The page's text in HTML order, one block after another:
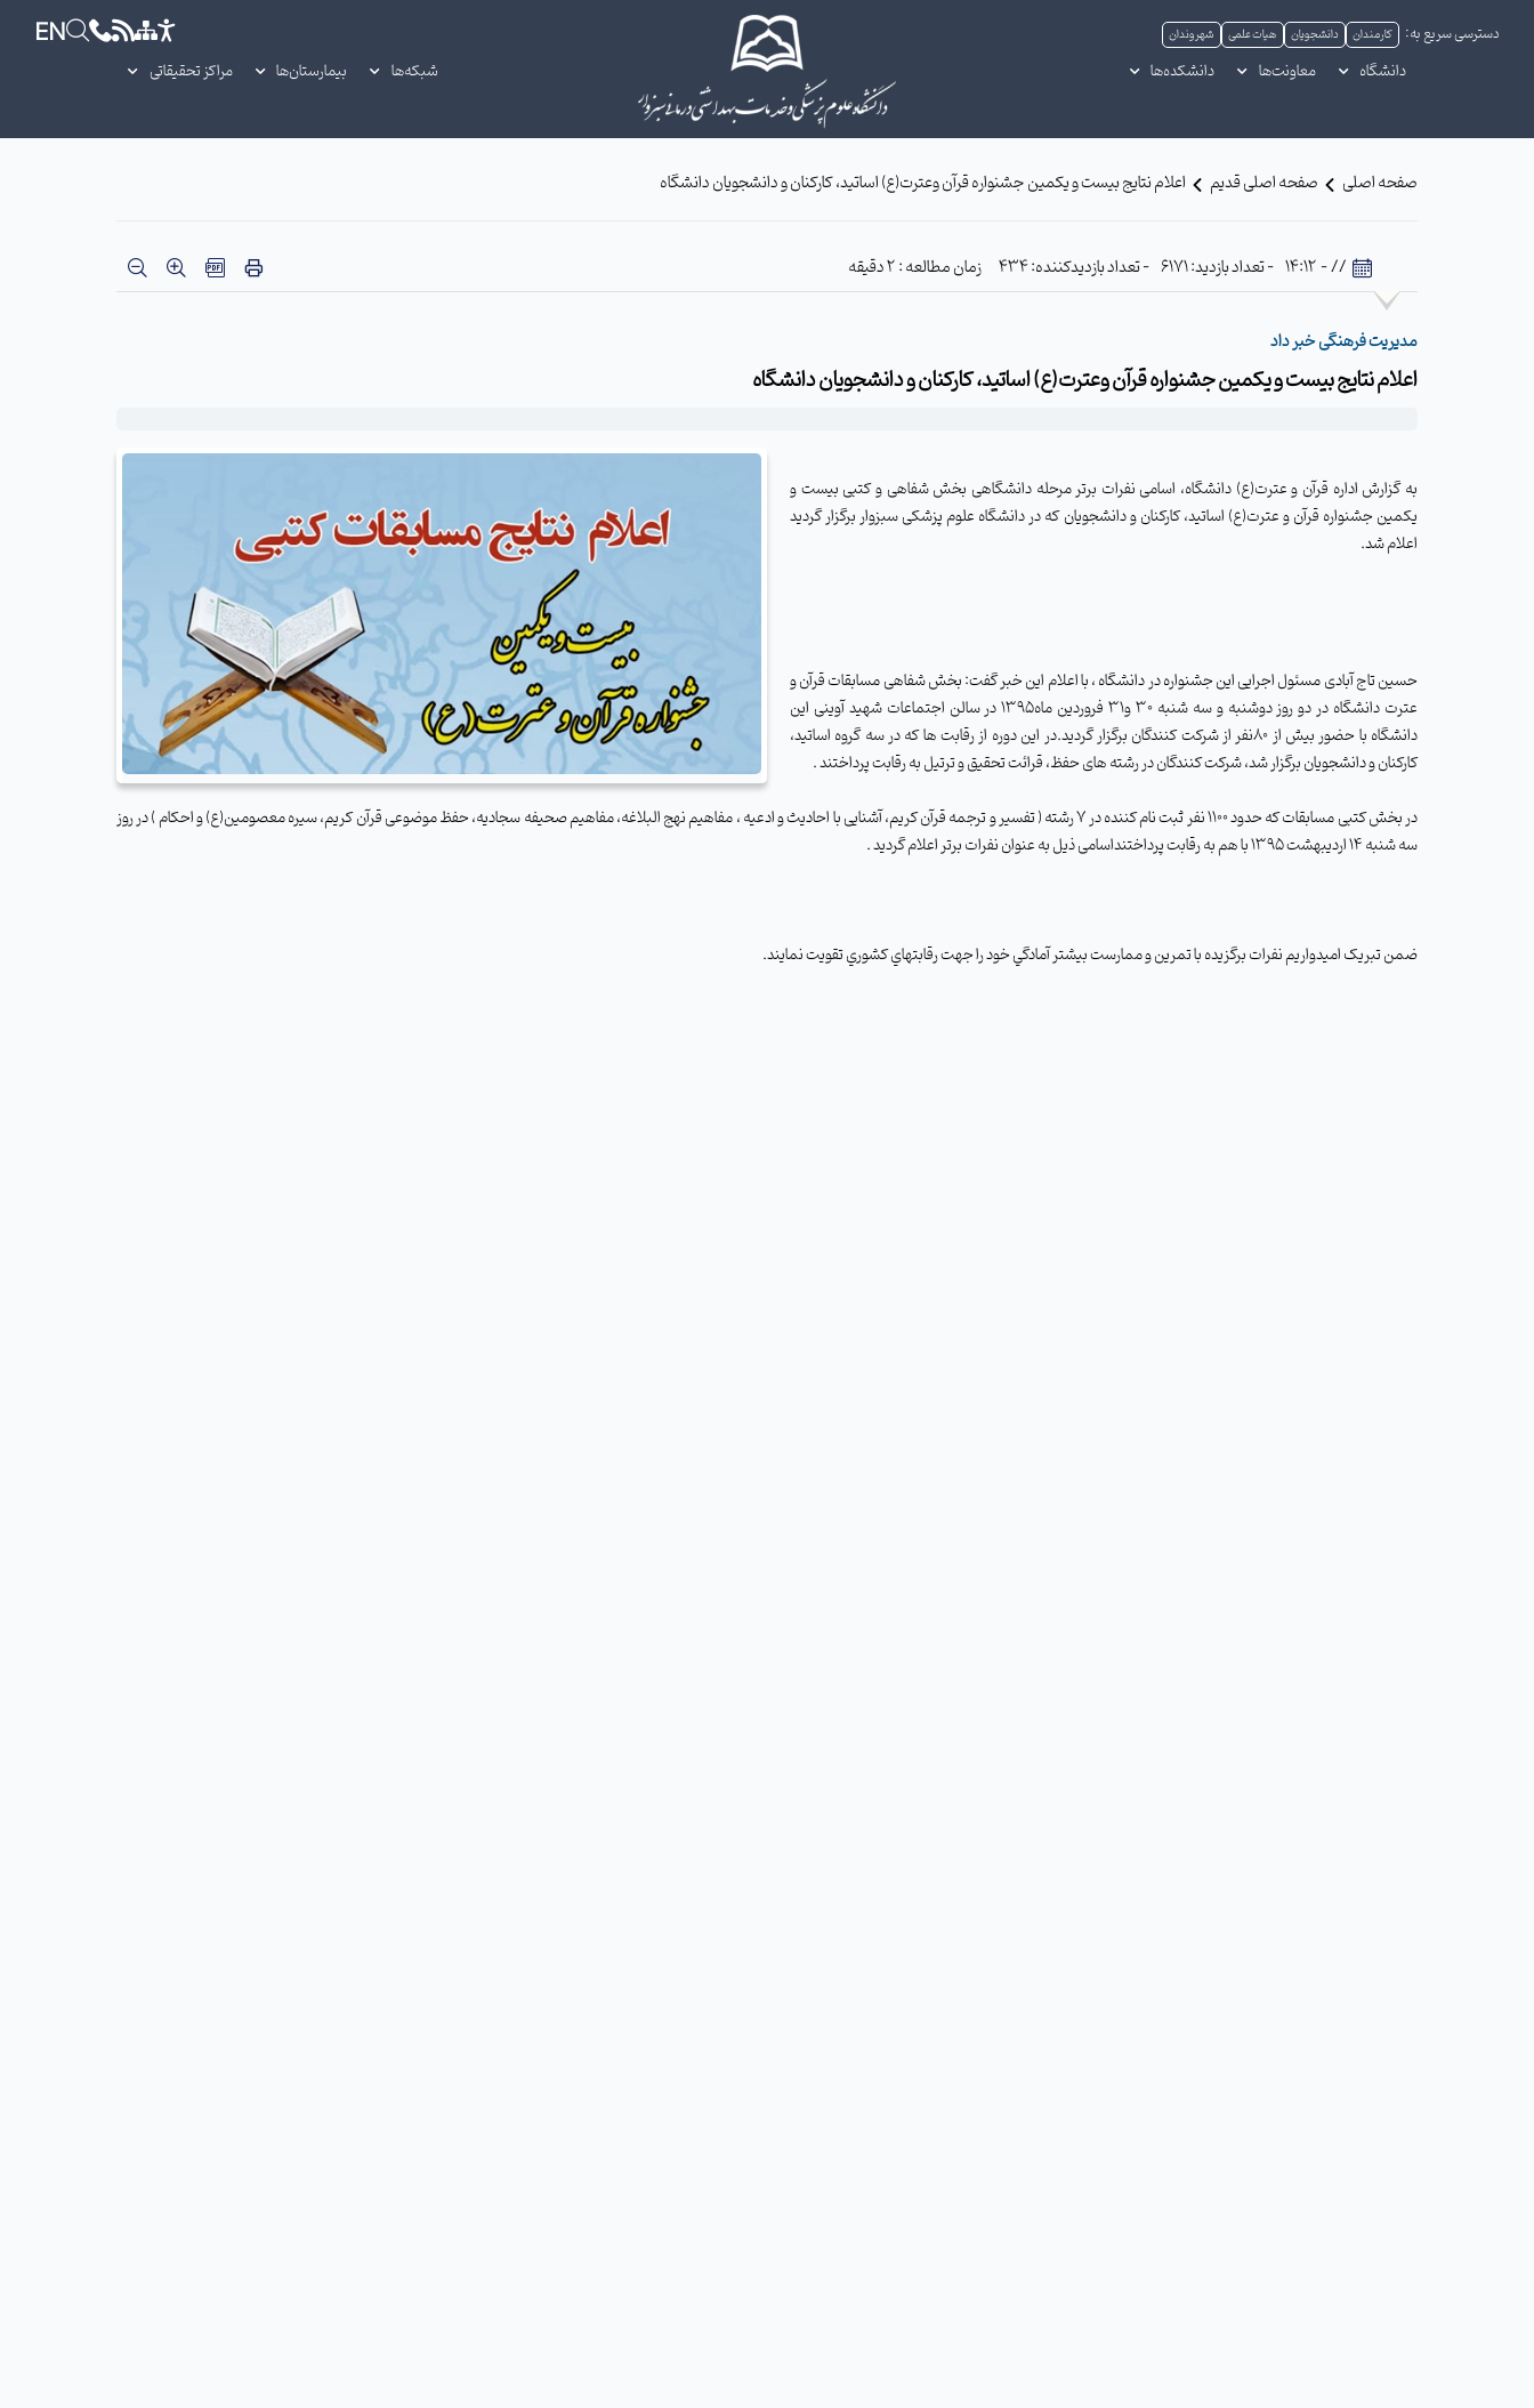
دسترسی سریع به: کارمندان دانشجویان هیات علمی شهروندان EN
دانشگاه معاونت‌ها دانشکده‌ها شبکه‌ها بیمارستان‌ها مراکز تحقیقاتی
صفحه اصلی صفحه اصلی قدیم اعلام نتایج بیست و یکمین جشنواره قرآن وعترت(ع) اساتید، کارکنان و دانشجویان دانشگاه
// - 14:12 - تعداد بازدید: 6171 - تعداد بازدیدکننده: 434 زمان مطالعه : 2 دقیقه
مدیریت فرهنگی خبر داد
اعلام نتایج بیست و یکمین جشنواره قرآن وعترت(ع) اساتید، کارکنان و دانشجویان دانشگاه
به گزارش اداره قرآن و عترت(ع) دانشگاه، اسامی نفرات برتر مرحله دانشگاهی بخش شفاهی و کتبی بیست و
یکمین جشنواره قرآن و عترت(ع) اساتید، کارکنان و دانشجویان که در دانشگاه علوم پزشکی سبزوار برگزار گردید
اعلام شد.
حسین تاج آبادی مسئول اجرایی این جشنواره در دانشگاه ، با اعلام این خبر گفت: بخش شفاهی مسابقات قرآن و
عترت دانشگاه در دو روز دوشنبه و سه شنبه 30 و31 فروردین ماه1395 در سالن اجتماعات شهید آوینی این
دانشگاه با حضور بیش از 80نفر از شرکت کنندگان برگزار گردید.در این دوره از رقابت ها که در سه گروه اساتید،
کارکنان و دانشجویان برگزار شد، شرکت کنندگان در رشته های حفظ، قرائت تحقیق و ترتیل به رقابت پرداختند .
در بخش کتبی مسابقات که حدود 1100 نفر ثبت نام کننده در 7 رشته ( تفسیر و ترجمه قرآن کریم، آشنایی با احادیث و ادعیه ، مفاهیم نهج البلاغه، مفاهیم صحیفه سجادیه، حفظ موضوعی قرآن کریم، سیره معصومین(ع) و احکام ) در روز
سه شنبه 14 اردیبهشت 1395 با هم به رقابت پرداختنداسامی ذیل به عنوان نفرات برتر اعلام گردید .
ضمن تبریک امیدواریم نفرات برگزیده با تمرين و ممارست بيشتر آمادگي خود را جهت رقابت­هاي كشوري تقويت نمايند.